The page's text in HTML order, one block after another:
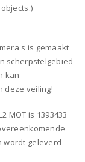
is gemaakt
scherpstelgebied
kan
deze veiling!
MOT is 1393433
wordt geleverd